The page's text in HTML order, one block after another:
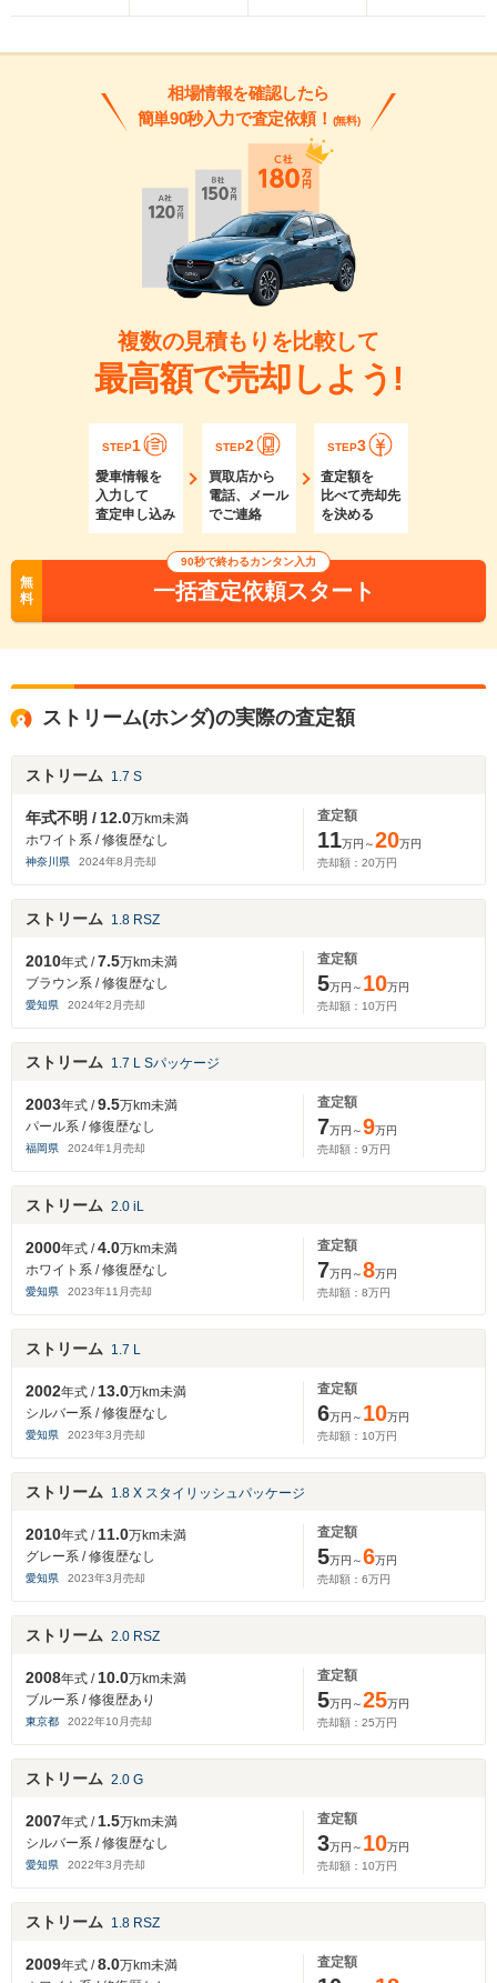
相場情報を確認したら
簡単90秒入力で査定依頼！ (無料)
複数の見積もりを比較して
最高額で売却しよう!
STEP1
愛車情報を
入力して
査定申し込み
STEP2
買取店から
電話、メール
でご連絡
STEP3
査定額を
比べて売却先
を決める
無
料
90秒で終わるカンタン入力
一括査定依頼スタート
ストリーム(ホンダ)の実際の査定額
ストリーム 1.7 S
年式不明 /12.0万km未満
ホワイト系 / 修復歴なし
神奈川県 2024年8 月売却
査定額
11万円～20万円
売却額： 20万円
ストリーム 1.8 RSZ
2010年式 /7.5万km未満
ブラウン系 / 修復歴なし
愛知県 2024年2 月売却
査定額
5万円～ 10万円
売却額： 10万円
ストリーム 1.7 L Sパッケージ
2003年式 /9.5万km未満
パール系 / 修復歴なし
福岡県 2024年1 月売却
査定額
7万円～9万円
売却額： 9万円
ストリーム 2.0 iL
2000年式 /4.0万km未満
ホワイト系 / 修復歴なし
愛知県 2023年11 月売却
査定額
7万円～8万円
売却額： 8万円
ストリーム 1.7 L
2002年式 /13.0万km未満
シルバー系 / 修復歴なし
愛知県 2023年3 月売却
査定額
6万円～ 10万円
売却額： 10万円
ストリーム 1.8 X スタイリッシュパッケージ
2010年式 /11.0万km未満
グレー系 / 修復歴なし
愛知県 2023年3 月売却
査定額
5万円～6万円
売却額： 6万円
ストリーム 2.0 RSZ
2008年式 /10.0万km未満
ブルー系 / 修復歴あり
東京都 2022年10 月売却
査定額
5万円～25万円
売却額： 25万円
ストリーム 2.0 G
2007年式 /1.5万km未満
シルバー系 / 修復歴なし
愛知県 2022年3 月売却
査定額
3万円～ 10万円
売却額： 10万円
ストリーム 1.8 RSZ
2009年式 /8.0万km未満
査定額